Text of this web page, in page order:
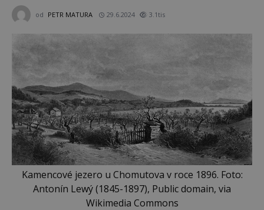
od PETR MATURA 29.6.2024 3.1tis
Kamencové jezero u Chomutova v roce 1896. Foto:
Antonín Lewý (1845-1897), Public domain, via
Wikimedia Commons